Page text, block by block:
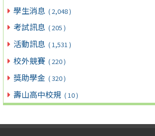
學生消息 ( 2,048 )
考試訊息 ( 205 )
活動訊息 ( 1,531 )
校外競賽 ( 220 )
獎助學金 ( 320 )
壽山高中校規 ( 10 )